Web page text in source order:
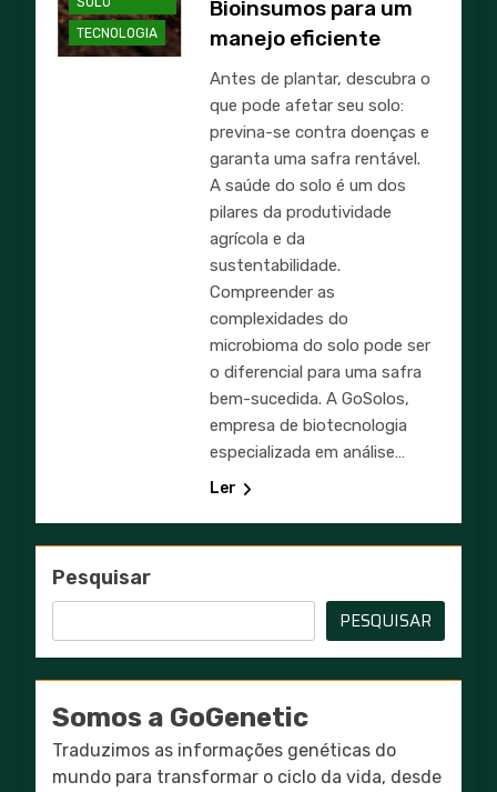
TECNOLOGIA
Bioinsumos para um
manejo eficiente
Antes de plantar, descubra o
que pode afetar seu solo:
previna-se contra doenças e
garanta uma safra rentável.
A saúde do solo é um dos
pilares da produtividade
agrícola e da
sustentabilidade.
Compreender as
complexidades do
microbioma do solo pode ser
o diferencial para uma safra
bem-sucedida. A GoSolos,
empresa de biotecnologia
especializada em análise…
Ler
Pesquisar
PESQUISAR
Somos a GoGenetic
Traduzimos as informações genéticas do
mundo para transformar o ciclo da vida, desde